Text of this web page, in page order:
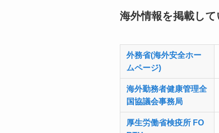
海外情報を掲載して
外務省(海外安全ホー
ムページ)
海外勤務者健康管理全
国協議会事務局
厚生労働省検疫所 FO